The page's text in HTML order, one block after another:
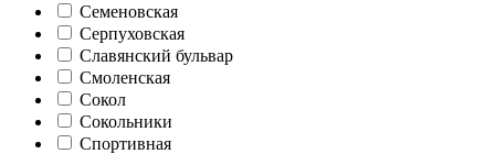
Семеновская
Серпуховская
Славянский бульвар
Смоленская
Сокол
Сокольники
Спортивная